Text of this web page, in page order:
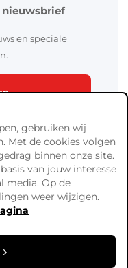
nieuwsbrief
en speciale
gebruiken wij
Met de cookies volgen
binnen onze site.
van jouw interesse
media. Op de
weer wijzigen.